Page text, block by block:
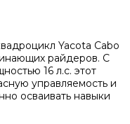
Yacota Cabo
райдеров. С
16 л.с. этот
управляемость и
осваивать навыки